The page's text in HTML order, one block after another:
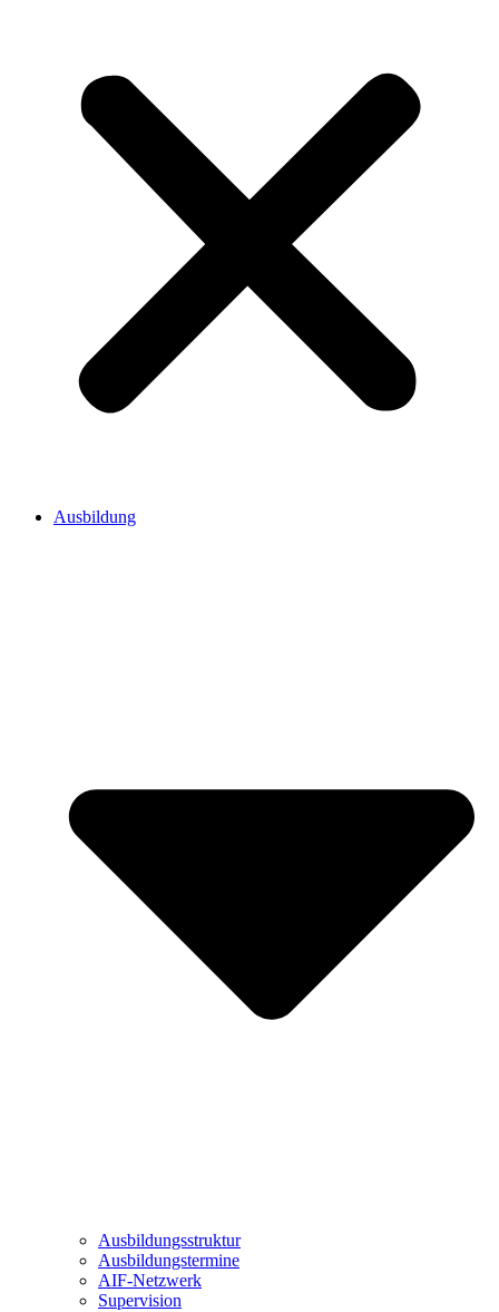
Ausbildung
Ausbildungsstruktur
Ausbildungstermine
AIF-Netzwerk
Supervision